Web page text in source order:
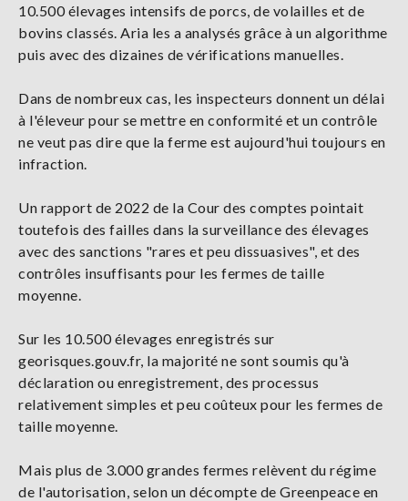
10.500 élevages intensifs de porcs, de volailles et de
bovins classés. Aria les a analysés grâce à un algorithme
puis avec des dizaines de vérifications manuelles.
Dans de nombreux cas, les inspecteurs donnent un délai
à l'éleveur pour se mettre en conformité et un contrôle
ne veut pas dire que la ferme est aujourd'hui toujours en
infraction.
Un rapport de 2022 de la Cour des comptes pointait
toutefois des failles dans la surveillance des élevages
avec des sanctions "rares et peu dissuasives", et des
contrôles insuffisants pour les fermes de taille
moyenne.
Sur les 10.500 élevages enregistrés sur
georisques.gouv.fr, la majorité ne sont soumis qu'à
déclaration ou enregistrement, des processus
relativement simples et peu coûteux pour les fermes de
taille moyenne.
Mais plus de 3.000 grandes fermes relèvent du régime
de l'autorisation, selon un décompte de Greenpeace en